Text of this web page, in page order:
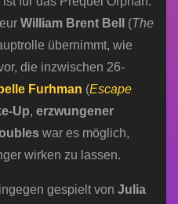
William Brent Bell (The
übernimmt, wie
die inzwischen 26-
Furhman (Escape
Up, erzwungener
war es möglich,
wirken zu lassen.
gespielt von Julia